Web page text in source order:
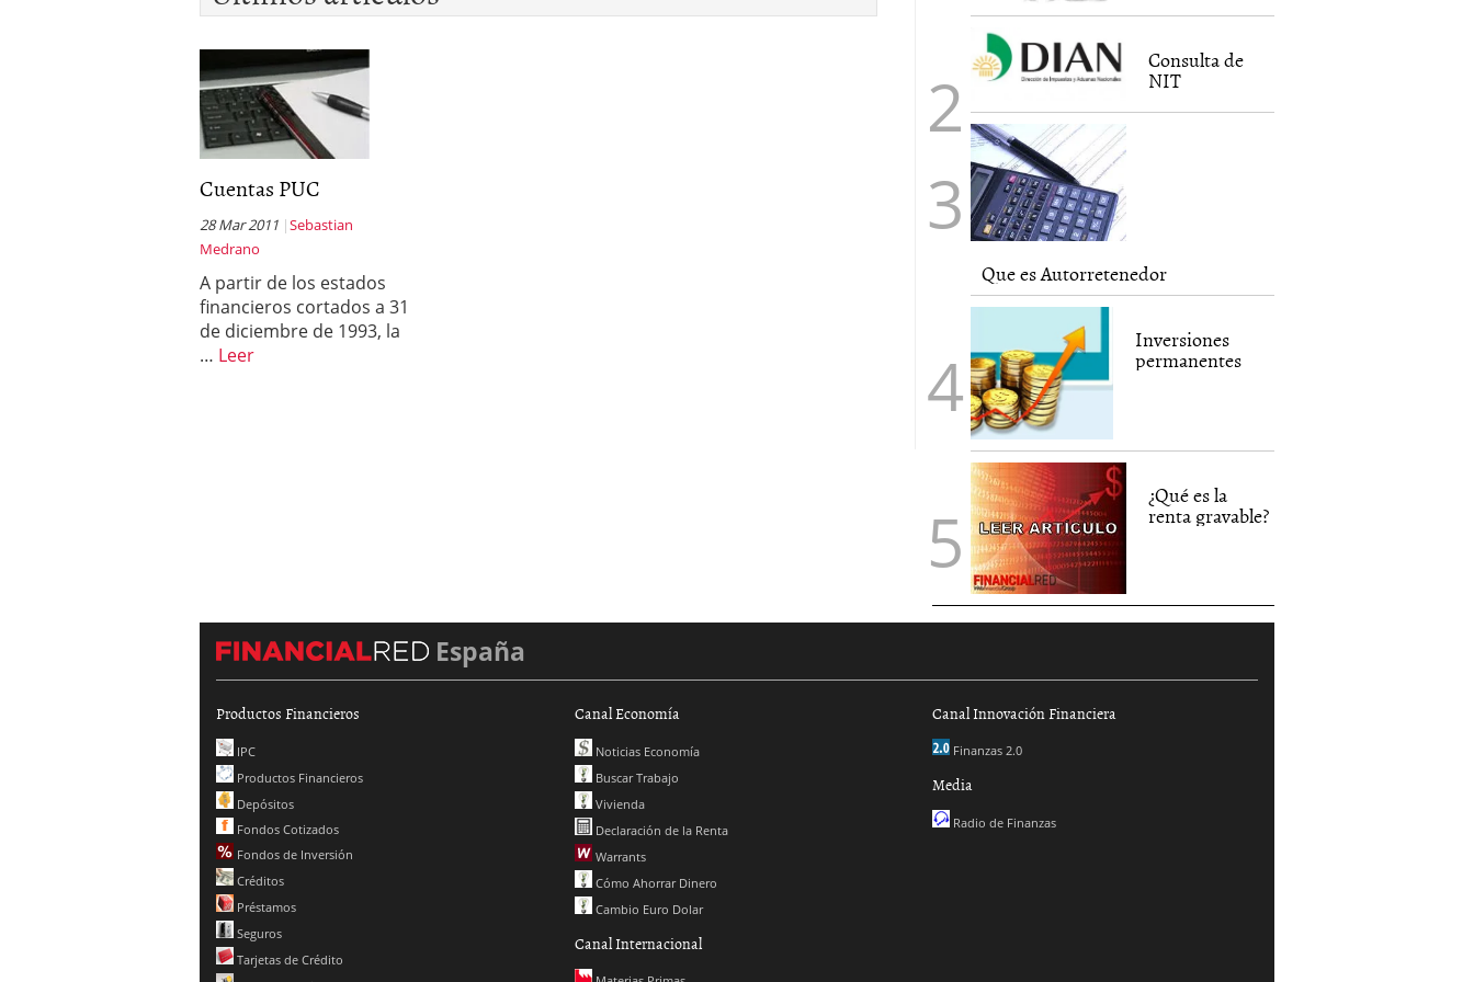
Cuentas PUC
28 Mar 2011 Sebastian
Medrano
A partir de los estados
financieros cortados a 31
de diciembre de 1993, la
… Leer
Consulta de
NIT
Que es Autorretenedor
Inversiones
permanentes
¿Qué es la
renta gravable?
España
Productos Financieros
IPC
Productos Financieros
Depósitos
Fondos Cotizados
Fondos de Inversión
Créditos
Préstamos
Seguros
Tarjetas de Crédito
Canal Economía
Noticias Economía
Buscar Trabajo
Vivienda
Declaración de la Renta
Warrants
Cómo Ahorrar Dinero
Cambio Euro Dolar
Canal Internacional
Canal Innovación Financiera
Finanzas 2.0
Media
Radio de Finanzas